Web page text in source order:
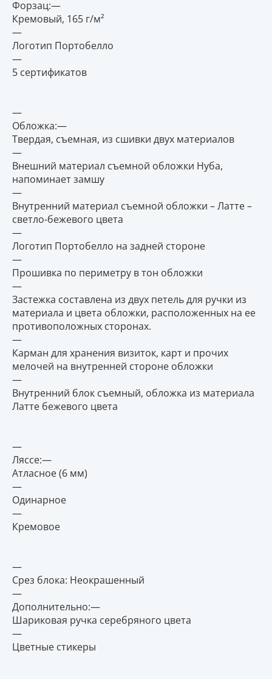
Форзац:—
Кремовый, 165 г/м²
—
Логотип Портобелло
—
5 сертификатов
—
Обложка:—
Твердая, съемная, из сшивки двух материалов
—
Внешний материал съемной обложки Нуба,
напоминает замшу
—
Внутренний материал съемной обложки – Латте –
светло-бежевого цвета
—
Логотип Портобелло на задней стороне
—
Прошивка по периметру в тон обложки
—
Застежка составлена из двух петель для ручки из
материала и цвета обложки, расположенных на ее
противоположных сторонах.
—
Карман для хранения визиток, карт и прочих
мелочей на внутренней стороне обложки
—
Внутренний блок съемный, обложка из материала
Латте бежевого цвета
—
Ляссе:—
Атласное (6 мм)
—
Одинарное
—
Кремовое
—
Срез блока: Неокрашенный
—
Дополнительно:—
Шариковая ручка серебряного цвета
—
Цветные стикеры